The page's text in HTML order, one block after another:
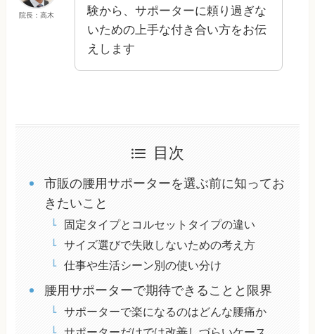
院長：高木
験から、サポーターに頼り過ぎな
いための上手な付き合い方をお伝
えします
目次
市販の腰用サポーターを選ぶ前に知ってお
きたいこと
固定タイプとコルセットタイプの違い
サイズ選びで失敗しないための考え方
仕事や生活シーン別の使い分け
腰用サポーターで期待できることと限界
サポーターで楽になるのはどんな腰痛か